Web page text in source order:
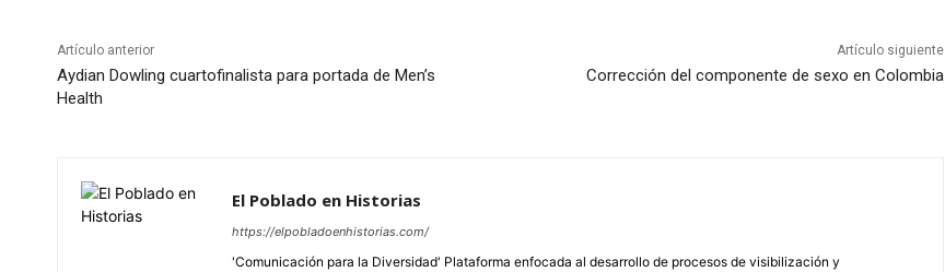
Artículo anterior
Aydian Dowling cuartofinalista para portada de Men’s
Health
Artículo siguiente
Corrección del componente de sexo en Colombia
El Poblado en Historias
https://elpobladoenhistorias.com/
'Comunicación para la Diversidad' Plataforma enfocada al desarrollo de procesos de visibilización y